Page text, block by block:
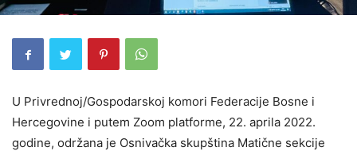
U Privrednoj/Gospodarskoj komori Federacije Bosne i
Hercegovine i putem Zoom platforme, 22. aprila 2022.
godine, održana je Osnivačka skupština Matične sekcije